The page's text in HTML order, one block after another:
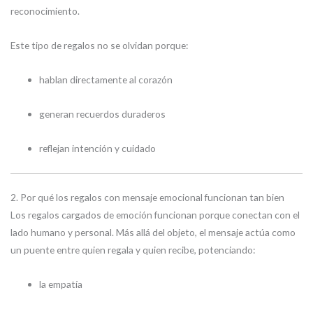
reconocimiento.
Este tipo de regalos no se olvidan porque:
hablan directamente al corazón
generan recuerdos duraderos
reflejan intención y cuidado
2. Por qué los regalos con mensaje emocional funcionan tan bien
Los regalos cargados de emoción funcionan porque conectan con el
lado humano y personal. Más allá del objeto, el mensaje actúa como
un puente entre quien regala y quien recibe, potenciando:
la empatía